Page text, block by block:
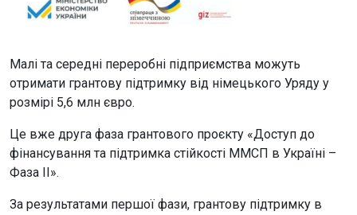
Малі та середні переробні підприємства можуть
отримати грантову підтримку від німецького Уряду у
розмірі 5,6 млн євро.
Це вже друга фаза грантового проєкту «Доступ до
фінансування та підтримка стійкості ММСП в Україні –
Фаза ІІ».
За результатами першої фази, грантову підтримку в